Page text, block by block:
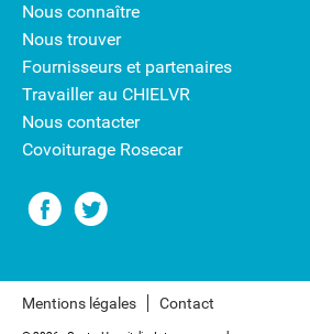
Nous connaître
Nous trouver
Fournisseurs et partenaires
Travailler au CHIELVR
Nous contacter
Covoiturage Rosecar
Mentions légales Contact